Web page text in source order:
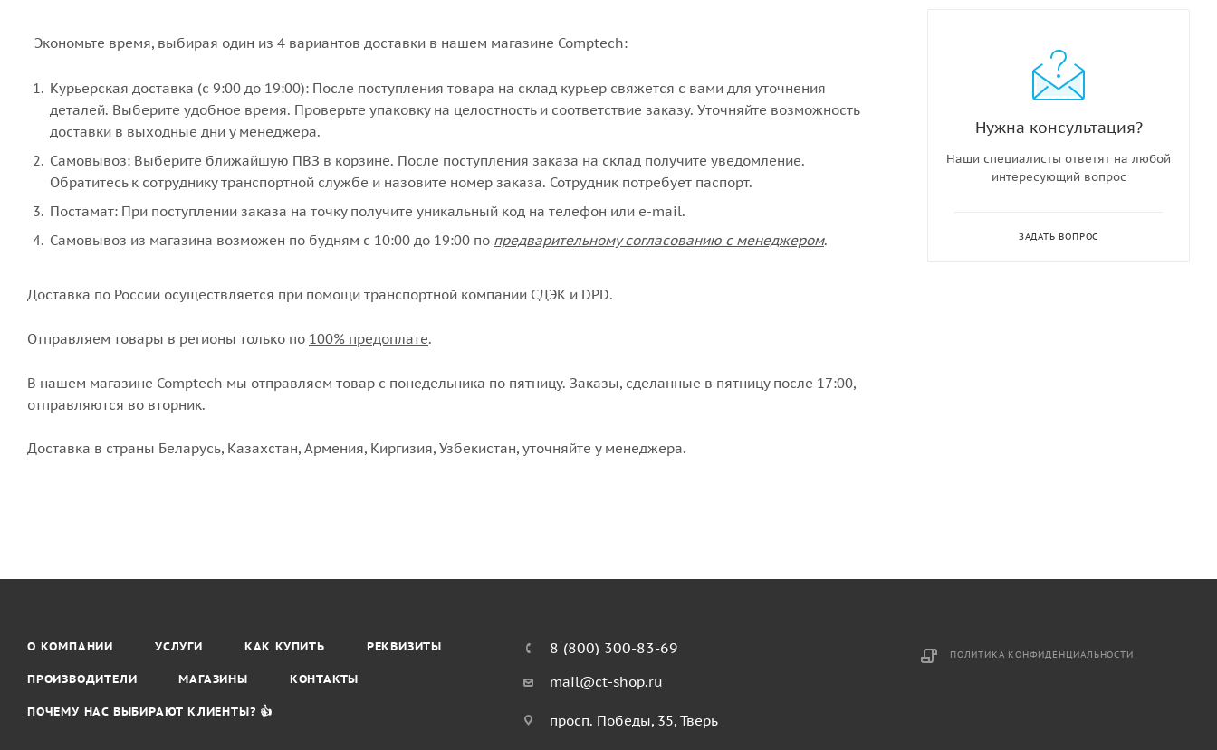
Экономьте время, выбирая один из 4 вариантов доставки в нашем магазине Comptech:
Курьерская доставка (с 9:00 до 19:00): После поступления товара на склад курьер свяжется с вами для уточнения
деталей. Выберите удобное время. Проверьте упаковку на целостность и соответствие заказу. Уточняйте возможность
доставки в выходные дни у менеджера.
Самовывоз: Выберите ближайшую ПВЗ в корзине. После поступления заказа на склад получите уведомление.
Обратитесь к сотруднику транспортной службе и назовите номер заказа. Сотрудник потребует паспорт.
Постамат: При поступлении заказа на точку получите уникальный код на телефон или e-mail.
Самовывоз из магазина возможен по будням с 10:00 до 19:00 по предварительному согласованию с менеджером.
Доставка по России осуществляется при помощи транспортной компании СДЭК и DPD.
Отправляем товары в регионы только по 100% предоплате.
В нашем магазине Comptech мы отправляем товар с понедельника по пятницу. Заказы, сделанные в пятницу после 17:00,
отправляются во вторник.
Доставка в страны Беларусь, Казахстан, Армения, Киргизия, Узбекистан, уточняйте у менеджера.
Нужна консультация?
Наши специалисты ответят на любой
интересующий вопрос
ЗАДАТЬ ВОПРОС
О КОМПАНИИ УСЛУГИ КАК КУПИТЬ РЕКВИЗИТЫ
ПРОИЗВОДИТЕЛИ МАГАЗИНЫ КОНТАКТЫ
ПОЧЕМУ НАС ВЫБИРАЮТ КЛИЕНТЫ? 👍
8 (800) 300-83-69
mail@ct-shop.ru
просп. Победы, 35, Тверь
ПОЛИТИКА КОНФИДЕНЦИАЛЬНОСТИ